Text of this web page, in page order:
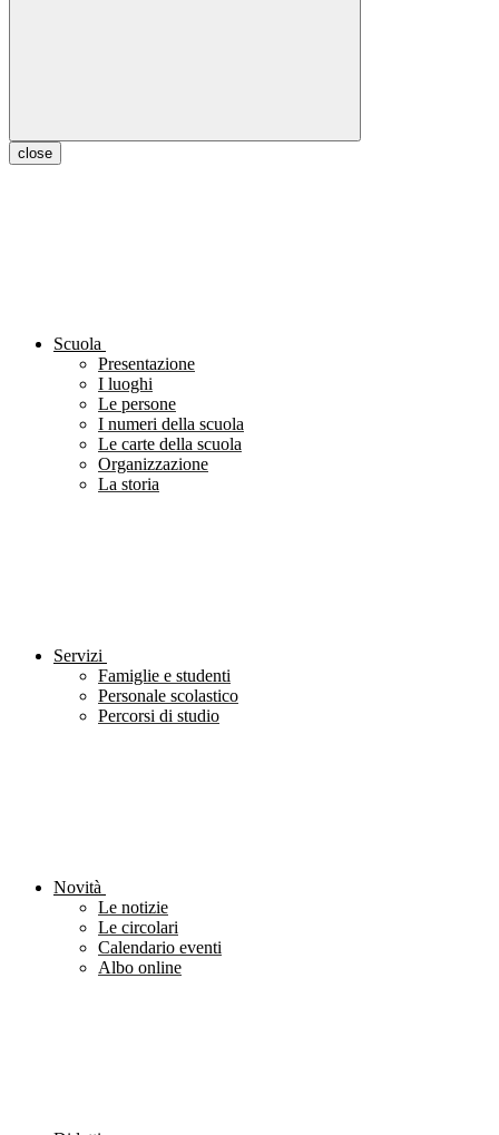
close
Scuola
Presentazione
I luoghi
Le persone
I numeri della scuola
Le carte della scuola
Organizzazione
La storia
Servizi
Famiglie e studenti
Personale scolastico
Percorsi di studio
Novità
Le notizie
Le circolari
Calendario eventi
Albo online